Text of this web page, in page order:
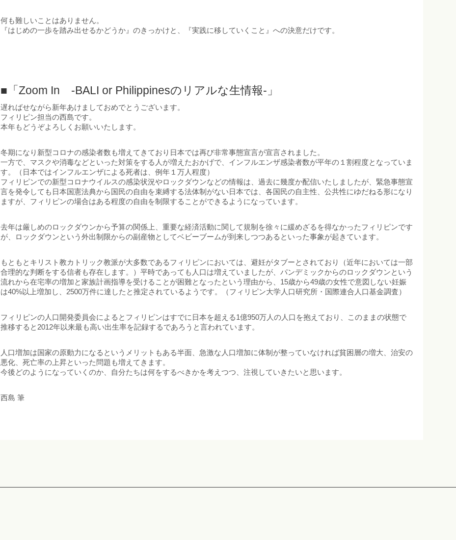
何も難しいことはありません。
『はじめの一歩を踏み出せるかどうか』のきっかけと、『実践に移していくこと』への決意だけです。
■「Zoom In -BALI or Philippinesのリアルな生情報-」
遅ればせながら新年あけましておめでとうございます。
フィリピン担当の西島です。
本年もどうぞよろしくお願いいたします。
冬期になり新型コロナの感染者数も増えてきており日本では再び非常事態宣言が宣言されました。
一方で、マスクや消毒などといった対策をする人が増えたおかげで、インフルエンザ感染者数が平年の１割程度となっていま
す。（日本ではインフルエンザによる死者は、例年１万人程度）
フィリピンでの新型コロナウイルスの感染状況やロックダウンなどの情報は、過去に幾度か配信いたしましたが、緊急事態宣
言を発令しても日本国憲法典から国民の自由を束縛する法体制がない日本では、各国民の自主性、公共性にゆだねる形になり
ますが、フィリピンの場合はある程度の自由を制限することができるようになっています。
去年は厳しめのロックダウンから予算の関係上、重要な経済活動に関して規制を徐々に緩めざるを得なかったフィリピンです
が、ロックダウンという外出制限からの副産物としてベビーブームが到来しつつあるといった事象が起きています。
もともとキリスト教カトリック教派が大多数であるフィリピンにおいては、避妊がタブーとされており（近年においては一部
合理的な判断をする信者も存在します。）平時であっても人口は増えていましたが、パンデミックからのロックダウンという
流れから在宅率の増加と家族計画指導を受けることが困難となったという理由から、15歳から49歳の女性で意図しない妊娠
は40%以上増加し、2500万件に達したと推定されているようです。（フィリピン大学人口研究所・国際連合人口基金調査）
フィリピンの人口開発委員会によるとフィリピンはすでに日本を超える1億950万人の人口を抱えており、このままの状態で
推移すると2012年以来最も高い出生率を記録するであろうと言われています。
人口増加は国家の原動力になるというメリットもある半面、急激な人口増加に体制が整っていなければ貧困層の増大、治安の
悪化、死亡率の上昇といった問題も増えてきます。
今後どのようになっていくのか、自分たちは何をするべきかを考えつつ、注視していきたいと思います。
西島 筆